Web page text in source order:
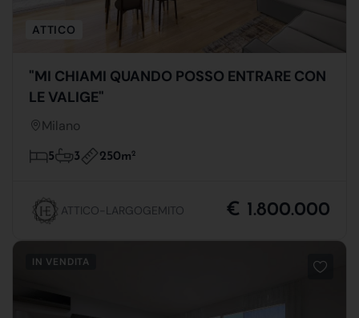
ATTICO
"MI CHIAMI QUANDO POSSO ENTRARE CON
LE VALIGE"
Milano
5 3 250m2
ATTICO-LARGOGEMITO € 1.800.000
IN VENDITA